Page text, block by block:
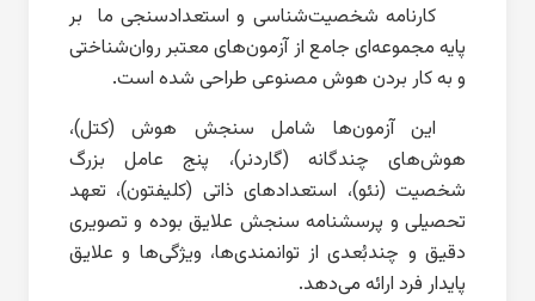
کارنامه شخصیت‌شناسی و استعدادسنجی ما بر
پایه مجموعه‌ای جامع از آزمون‌های معتبر روان‌شناختی
و به کار بردن هوش مصنوعی طراحی شده است.
این آزمون‌ها شامل سنجش هوش (کتل)،
هوش‌های چندگانه (گاردنر)، پنج عامل بزرگ
شخصیت (نئو)، استعدادهای ذاتی (کلیفتون)، تعهد
تحصیلی و پرسشنامه سنجش علایق بوده و تصویری
دقیق و چندبُعدی از توانمندی‌ها، ویژگی‌ها و علایق
پایدار فرد ارائه می‌دهد.